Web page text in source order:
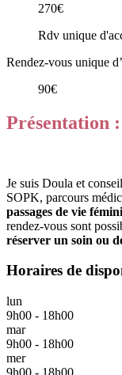
270€
Rdv unique
Rendez-vous unique
90€
Présentation
Je suis Doula et
SOPK, parcours
passages de vie
rendez-vous sont
réserver un soin ou
Horaires de
lun
9h00 - 18h00
mar
9h00 - 18h00
mer
9h00 - 18h00